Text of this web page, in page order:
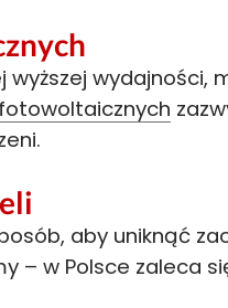
wyższej
aby uniknąć
– w Polsce zaleca